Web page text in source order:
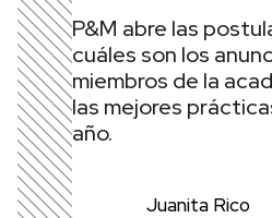
P&M abre las
cuáles son los
miembros de la
las mejores
año.
Juanita Rico